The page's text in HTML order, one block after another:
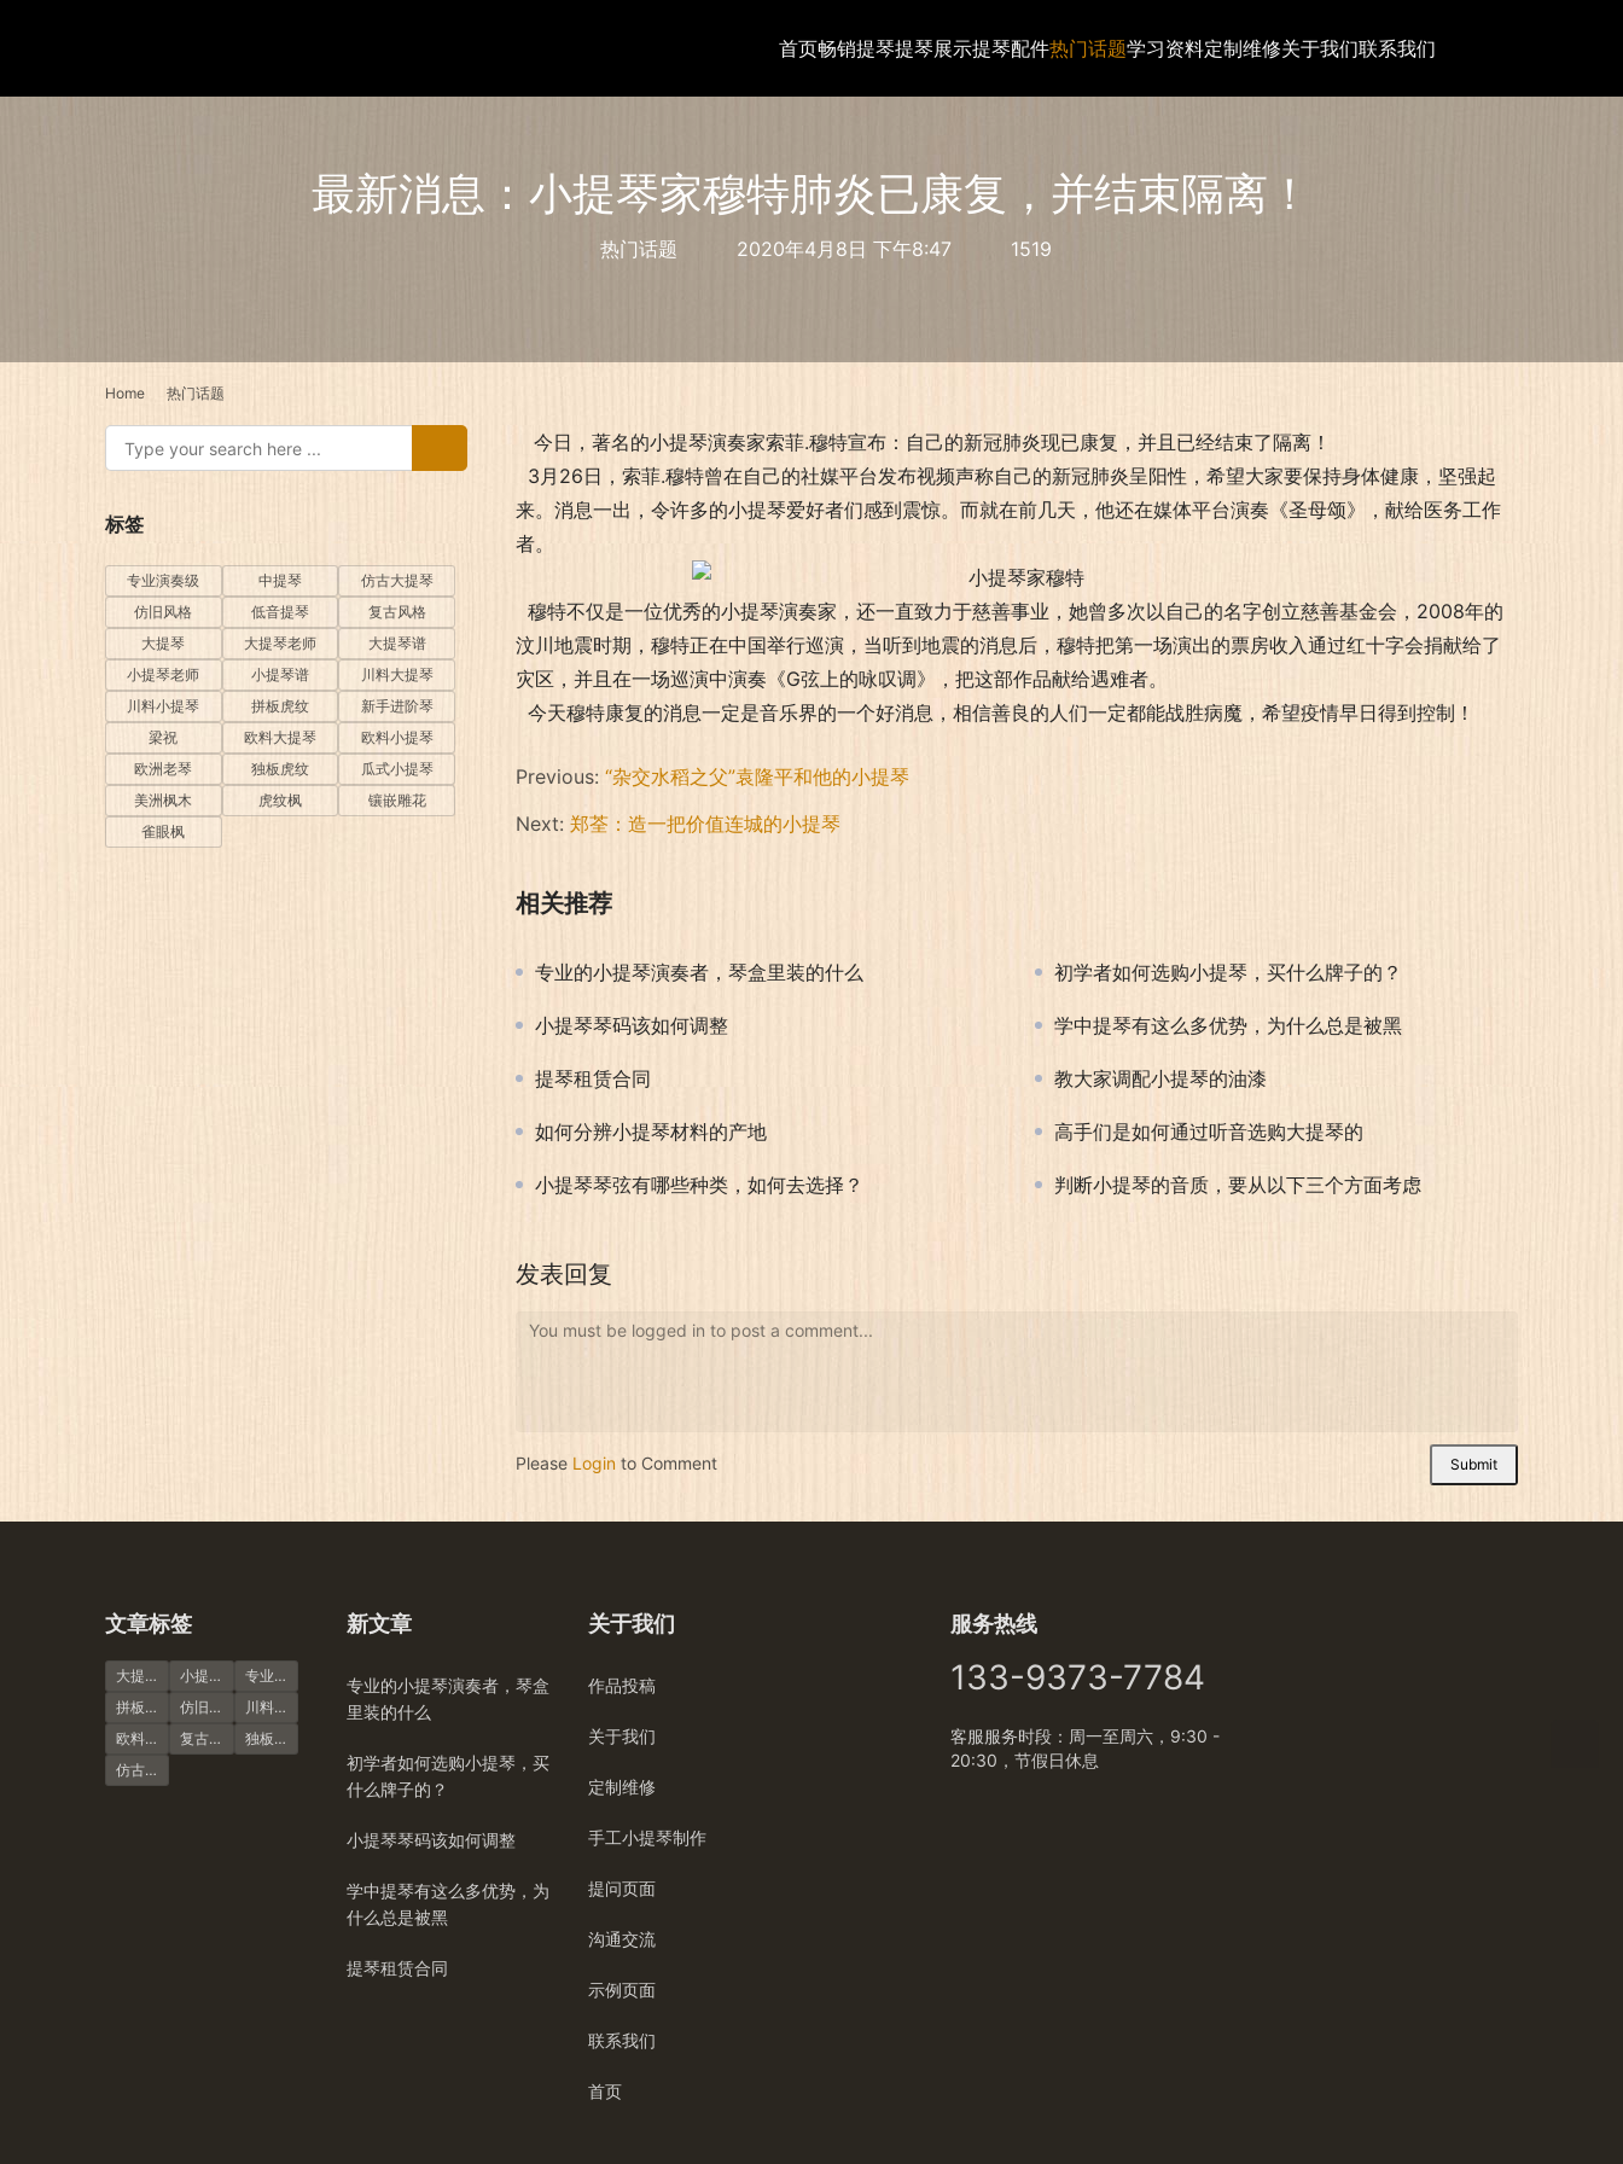
首页畅销提琴提琴展示提琴配件热门话题学习资料定制维修关于我们联系我们
最新消息：小提琴家穆特肺炎已康复，并结束隔离！
热门话题 2020年4月8日 下午8:47 1519
Home 热门话题
今日，著名的小提琴演奏家索菲.穆特宣布：自己的新冠肺炎现已康复，并且已经结束了隔离！
3月26日，索菲.穆特曾在自己的社媒平台发布视频声称自己的新冠肺炎呈阳性，希望大家要保持身体健康，坚强起
来。消息一出，令许多的小提琴爱好者们感到震惊。而就在前几天，他还在媒体平台演奏《圣母颂》，献给医务工作
者。
穆特不仅是一位优秀的小提琴演奏家，还一直致力于慈善事业，她曾多次以自己的名字创立慈善基金会，2008年的
汶川地震时期，穆特正在中国举行巡演，当听到地震的消息后，穆特把第一场演出的票房收入通过红十字会捐献给了
灾区，并且在一场巡演中演奏《G弦上的咏叹调》，把这部作品献给遇难者。
今天穆特康复的消息一定是音乐界的一个好消息，相信善良的人们一定都能战胜病魔，希望疫情早日得到控制！
Previous: “杂交水稻之父”袁隆平和他的小提琴
Next: 郑荃：造一把价值连城的小提琴
相关推荐
专业的小提琴演奏者，琴盒里装的什么 初学者如何选购小提琴，买什么牌子的？
小提琴琴码该如何调整 学中提琴有这么多优势，为什么总是被黑
提琴租赁合同 教大家调配小提琴的油漆
如何分辨小提琴材料的产地 高手们是如何通过听音选购大提琴的
小提琴琴弦有哪些种类，如何去选择？ 判断小提琴的音质，要从以下三个方面考虑
发表回复
You must be logged in to post a comment...
Please Login to Comment Submit
标签
专业演奏级 中提琴
仿古大提琴
仿旧风格
低音提琴
复古风格
大提琴
大提琴老师
大提琴谱
小提琴老师
小提琴谱
川料大提琴
川料小提琴
拼板虎纹
新手进阶琴
梁祝
欧料大提琴
欧料小提琴
欧洲老琴
独板虎纹
瓜式小提琴
美洲枫木
虎纹枫
镶嵌雕花
雀眼枫
文章标签
大提琴 小提琴谱
专业演奏级
拼板虎纹
仿旧风格
川料小提琴
欧料小提琴
复古风格
独板虎纹
仿古大提琴
新文章
专业的小提琴演奏者，琴盒
里装的什么
初学者如何选购小提琴，买
什么牌子的？
小提琴琴码该如何调整
学中提琴有这么多优势，为
什么总是被黑
提琴租赁合同
关于我们
作品投稿
关于我们
定制维修
手工小提琴制作
提问页面
沟通交流
示例页面
联系我们
首页
服务热线
133-9373-7784
客服服务时段：周一至周六，9:30 -
20:30，节假日休息